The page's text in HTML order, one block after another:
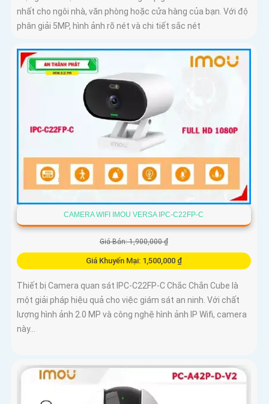
nhất cho ngôi nhà, văn phòng hoặc cửa hàng của bạn. Với độ
phân giải 5MP, hình ảnh rõ nét và chi tiết sắc nét
CAMERA WIFI IMOU VERSA IPC-C22FP-C
Giá Bán: 1,900,000 ₫
Giá Khuyến Mại: 1,500,000 ₫
Thiết bị Camera quan sát IPC-C22FP-C Chắc Chắn Cube là
một giải pháp hiệu quả cho việc giám sát an ninh. Với chất
lượng hình ảnh 2.0 MP và công nghệ hình ảnh IP Wifi, camera
này...